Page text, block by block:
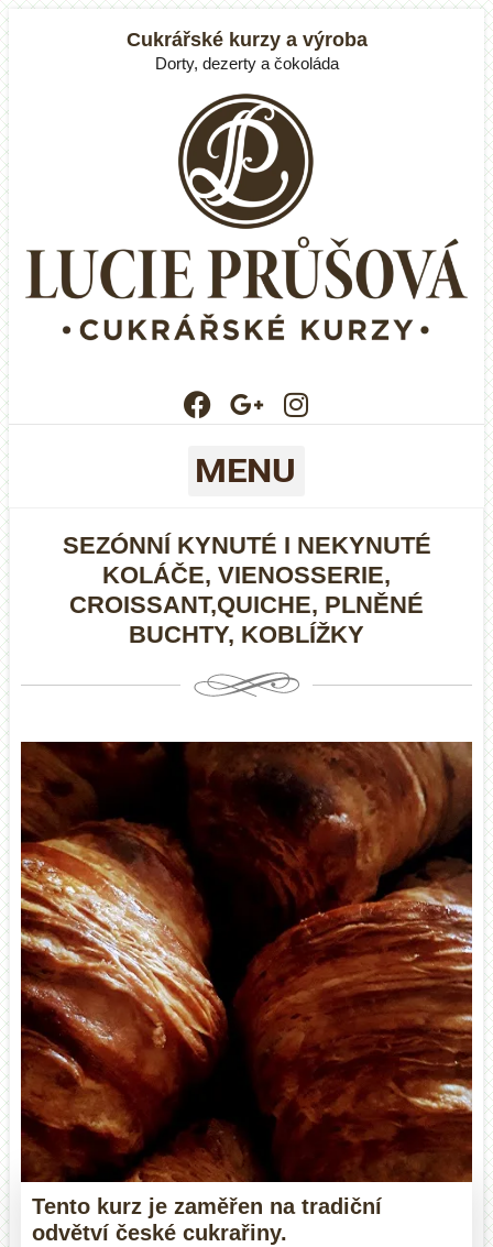
Cukrářské kurzy a výroba
Dorty, dezerty a čokoláda
MENU
SEZÓNNÍ KYNUTÉ I NEKYNUTÉ
KOLÁČE, VIENOSSERIE,
CROISSANT,QUICHE, PLNĚNÉ
BUCHTY, KOBLÍŽKY
Tento kurz je zaměřen na tradiční
odvětví české cukrařiny.